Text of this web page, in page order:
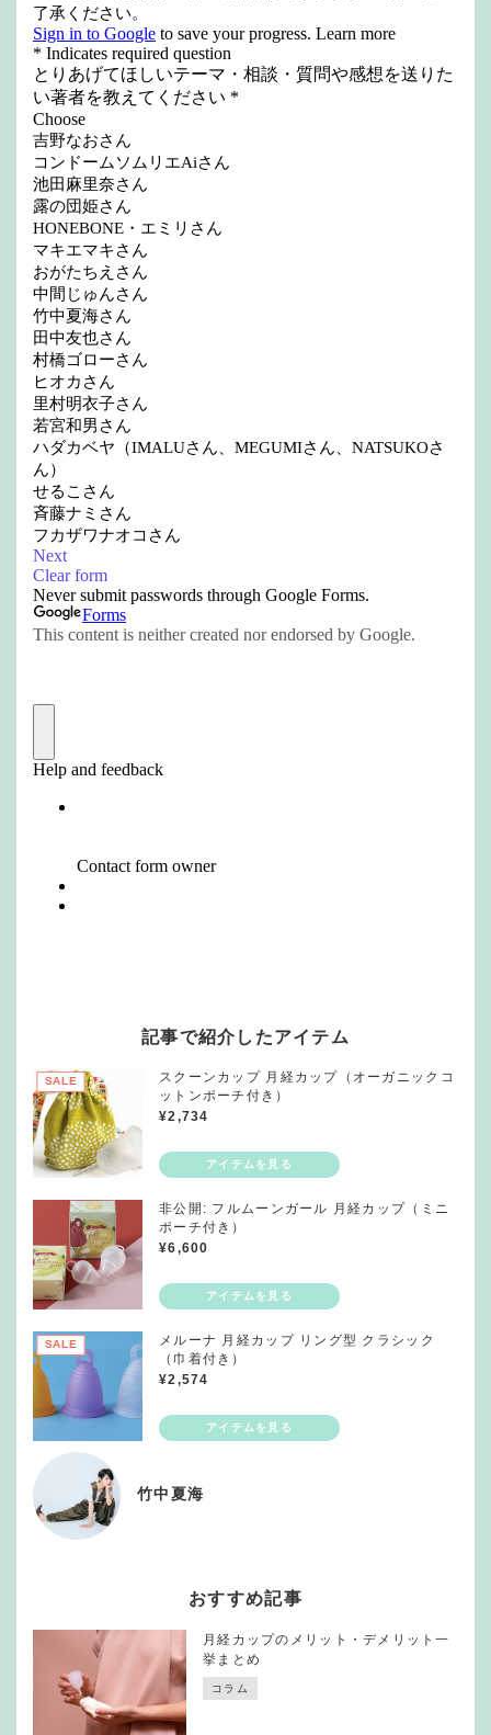
記事で紹介したアイテム
SALE
スクーンカップ 月経カップ（オーガニックコ
ットンポーチ付き）
¥2,734
非公開: フルムーンガール 月経カップ（ミニ
ポーチ付き）
¥6,600
SALE
メルーナ 月経カップ リング型 クラシック
（巾着付き）
¥2,574
竹中夏海
おすすめ記事
月経カップのメリット・デメリット一
挙まとめ
コラム